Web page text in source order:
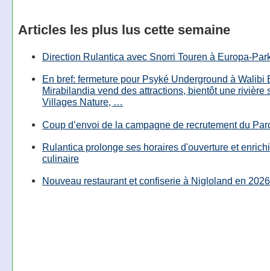
Articles les plus lus cette semaine
Direction Rulantica avec Snorri Touren à Europa-
En bref: fermeture pour Psyké Underground à Walibi
Mirabilandia vend des attractions, bientôt une rivière
Villages Nature, …
Coup d’envoi de la campagne de recrutement du
Rulantica prolonge ses horaires d'ouverture et
culinaire
Nouveau restaurant et confiserie à Nigloland en 2026